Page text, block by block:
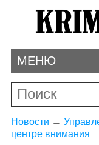
МЕНЮ
Новости →
центре внимания